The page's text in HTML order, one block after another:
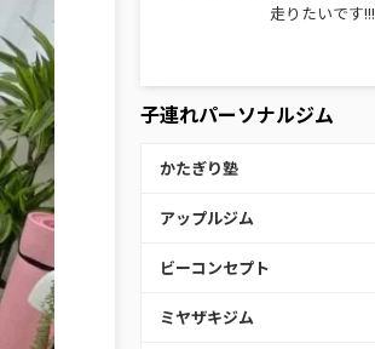
走りたいです!!!
子連れパーソナルジム
かたぎり塾
アップルジム
ビーコンセプト
ミヤザキジム